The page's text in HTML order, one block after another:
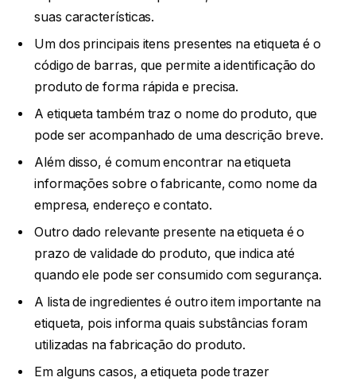
suas características.
Um dos principais itens presentes na etiqueta é o
código de barras, que permite a identificação do
produto de forma rápida e precisa.
A etiqueta também traz o nome do produto, que
pode ser acompanhado de uma descrição breve.
Além disso, é comum encontrar na etiqueta
informações sobre o fabricante, como nome da
empresa, endereço e contato.
Outro dado relevante presente na etiqueta é o
prazo de validade do produto, que indica até
quando ele pode ser consumido com segurança.
A lista de ingredientes é outro item importante na
etiqueta, pois informa quais substâncias foram
utilizadas na fabricação do produto.
Em alguns casos, a etiqueta pode trazer